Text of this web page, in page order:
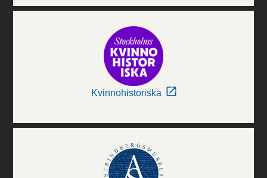
Kvinnohistoriska